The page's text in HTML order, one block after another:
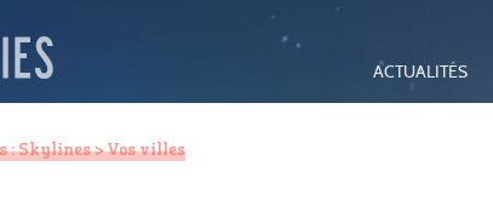
ACTUALITÉS
: Skylines> Vos villes